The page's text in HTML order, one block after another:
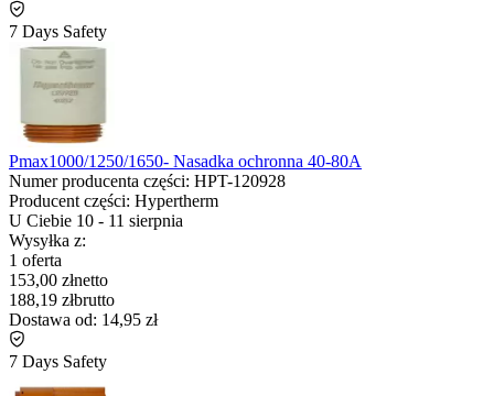
7 Days Safety
Pmax1000/1250/1650- Nasadka ochronna 40-80A
Numer producenta części: HPT-120928
Producent części: Hypertherm
U Ciebie 10 - 11 sierpnia
Wysyłka z:
1 oferta
153,00 złnetto
188,19 złbrutto
Dostawa od: 14,95 zł
7 Days Safety